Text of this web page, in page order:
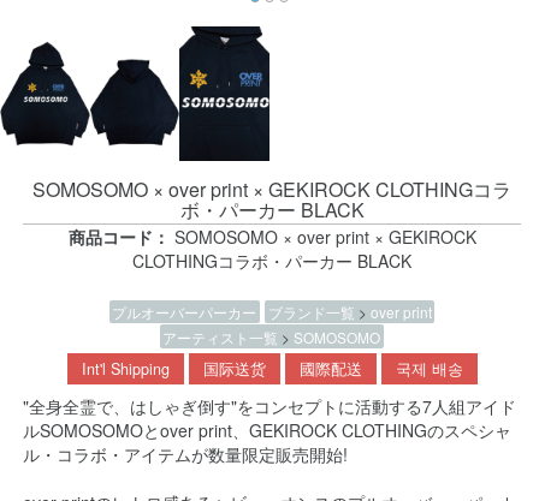
SOMOSOMO × over print × GEKIROCK CLOTHINGコラ
ボ・パーカー BLACK
商品コード： SOMOSOMO × over print × GEKIROCK
CLOTHINGコラボ・パーカー BLACK
プルオーバーパーカー ブランド一覧 > over print
アーティスト一覧 > SOMOSOMO
Int'l Shipping 国际送货 國際配送 국제 배송
"全身全霊で、はしゃぎ倒す"をコンセプトに活動する7人組アイド
ルSOMOSOMOとover print、GEKIROCK CLOTHINGのスペシャ
ル・コラボ・アイテムが数量限定販売開始!